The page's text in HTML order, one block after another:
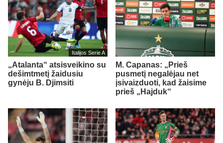
Italijos Serie A
„Atalanta“ atsisveikino su
dešimtmetį žaidusiu
gynėju B. Djimsiti
M. Capanas: „Prieš
pusmetį negalėjau net
įsivaizduoti, kad žaisime
prieš „Hajduk“